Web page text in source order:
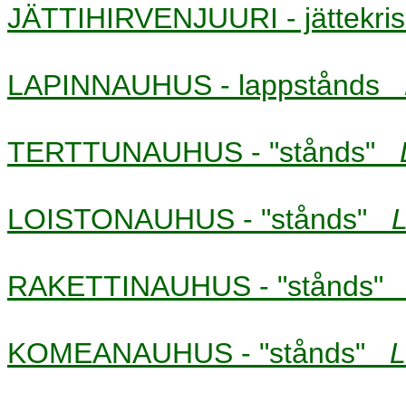
JÄTTIHIRVENJUURI -
LAPINNAUHUS - lappstånds
TERTTUNAUHUS - "stånds"
LOISTONAUHUS - "stånds"
RAKETTINAUHUS -
KOMEANAUHUS - "stånds"